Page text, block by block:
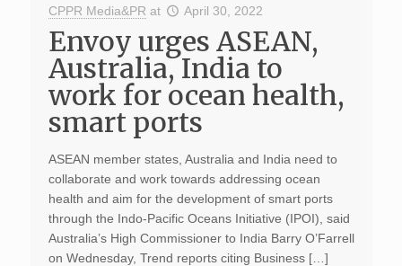
CPPR Media&PR at April 30, 2022
Envoy urges ASEAN,
Australia, India to
work for ocean health,
smart ports
ASEAN member states, Australia and India need to
collaborate and work towards addressing ocean
health and aim for the development of smart ports
through the Indo-Pacific Oceans Initiative (IPOI), said
Australia’s High Commissioner to India Barry O’Farrell
on Wednesday, Trend reports citing Business […]